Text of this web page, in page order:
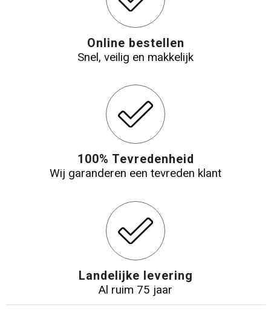
Online bestellen
Snel, veilig en makkelijk
100% Tevredenheid
Wij garanderen een tevreden klant
Landelijke levering
Al ruim 75 jaar